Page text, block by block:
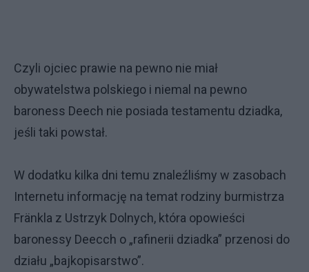
Czyli ojciec prawie na pewno nie miał
obywatelstwa polskiego i niemal na pewno
baroness Deech nie posiada testamentu dziadka,
jeśli taki powstał.
W dodatku kilka dni temu znaleźliśmy w zasobach
Internetu informację na temat rodziny burmistrza
Fränkla z Ustrzyk Dolnych, która opowieści
baronessy Deecch o „rafinerii dziadka” przenosi do
działu „bajkopisarstwo”.